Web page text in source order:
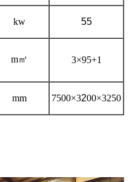
kw 55
m㎡ 3×95+1
mm 7500×3200×3250